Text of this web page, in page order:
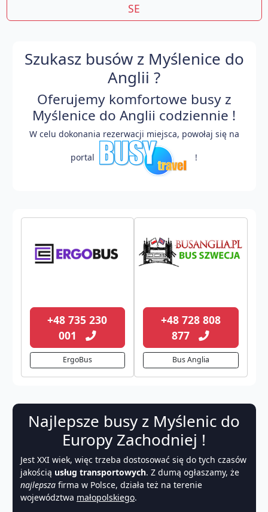
SE
Szukasz busów z Myślenice do
Anglii ?
Oferujemy komfortowe busy z
Myślenice do Anglii codziennie !
W celu dokonania rezerwacji miejsca, powołaj się na
portal !
+48 735 230
001
ErgoBus
+48 728 808
877
Bus Anglia
Najlepsze busy z Myślenic do
Europy Zachodniej !
Jest XXI wiek, więc trzeba dostosować się do tych czasów
jakością usług transportowych. Z dumą ogłaszamy, że
najlepsza firma w Polsce, działa też na terenie
województwa małopolskiego.